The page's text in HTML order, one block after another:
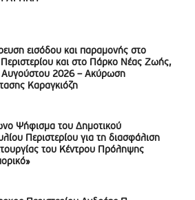
εισόδου και παραμονής στο
και στο Πάρκο Νέας Ζωής,
Αυγούστου 2026 – Ακύρωση
Καραγκιόζη
Ψήφισμα του Δημοτικού
Περιστερίου για τη διασφάλιση
του Κέντρου Πρόληψης